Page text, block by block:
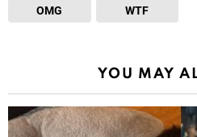
OMG WTF
YOU MAY